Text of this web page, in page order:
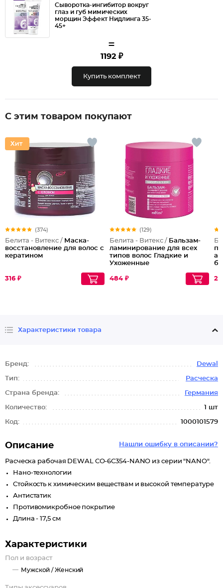
Сыворотка-ингибитор вокруг
глаз и губ мимических
морщин Эффект Нидлинга 35-
45+
=
1192 ₽
Купить комплект
С этим товаром покупают
(374)
Белита - Витекс / Маска-
восстановление для волос с
кератином
316 ₽
(129)
Белита - Витекс / Бальзам-
ламинирование для всех
типов волос Гладкие и
Ухоженные
484 ₽
Характеристики товара
Бренд: Dewal
Тип: Расческа
Страна бренда: Германия
Количество: 1 шт
Код: 1000101579
Нашли ошибку в описании?
Описание
Расческа рабочая DEWAL CO-6C354-NANO из серии "NANO".
Нано-технологии
Стойкость к химическим веществам и высокой температуре
Антистатик
Противомикробное покрытие
Длина - 17,5 см
Характеристики
Пол и возраст
Мужской /Женский